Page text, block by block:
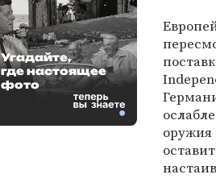
оружия
Угадайте,
где настоящее
фото